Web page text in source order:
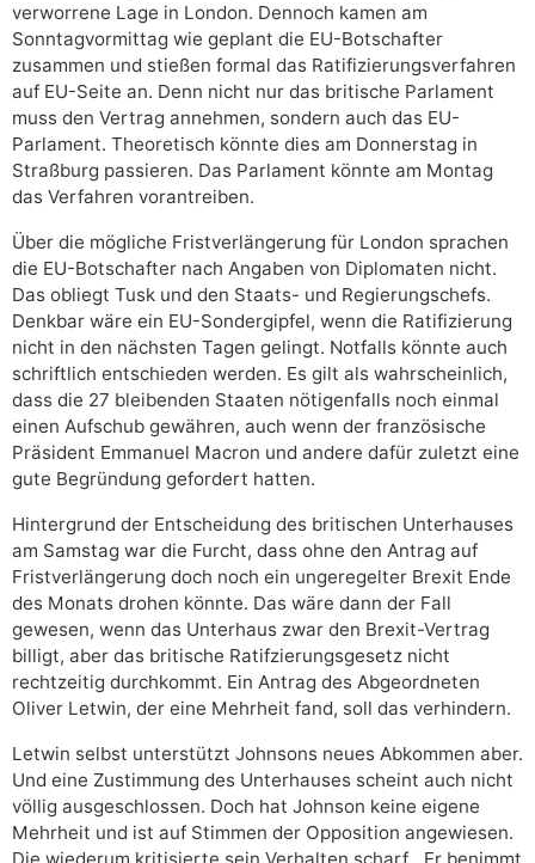
verworrene Lage in London. Dennoch kamen am
Sonntagvormittag wie geplant die EU-Botschafter
zusammen und stießen formal das Ratifizierungsverfahren
auf EU-Seite an. Denn nicht nur das britische Parlament
muss den Vertrag annehmen, sondern auch das EU-
Parlament. Theoretisch könnte dies am Donnerstag in
Straßburg passieren. Das Parlament könnte am Montag
das Verfahren vorantreiben.
Über die mögliche Fristverlängerung für London sprachen
die EU-Botschafter nach Angaben von Diplomaten nicht.
Das obliegt Tusk und den Staats- und Regierungschefs.
Denkbar wäre ein EU-Sondergipfel, wenn die Ratifizierung
nicht in den nächsten Tagen gelingt. Notfalls könnte auch
schriftlich entschieden werden. Es gilt als wahrscheinlich,
dass die 27 bleibenden Staaten nötigenfalls noch einmal
einen Aufschub gewähren, auch wenn der französische
Präsident Emmanuel Macron und andere dafür zuletzt eine
gute Begründung gefordert hatten.
Hintergrund der Entscheidung des britischen Unterhauses
am Samstag war die Furcht, dass ohne den Antrag auf
Fristverlängerung doch noch ein ungeregelter Brexit Ende
des Monats drohen könnte. Das wäre dann der Fall
gewesen, wenn das Unterhaus zwar den Brexit-Vertrag
billigt, aber das britische Ratifzierungsgesetz nicht
rechtzeitig durchkommt. Ein Antrag des Abgeordneten
Oliver Letwin, der eine Mehrheit fand, soll das verhindern.
Letwin selbst unterstützt Johnsons neues Abkommen aber.
Und eine Zustimmung des Unterhauses scheint auch nicht
völlig ausgeschlossen. Doch hat Johnson keine eigene
Mehrheit und ist auf Stimmen der Opposition angewiesen.